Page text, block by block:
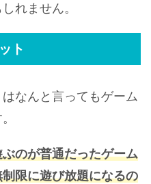
れません。
ト
なんと言ってもゲーム
のが普通だったゲーム
限に遊び放題になるの